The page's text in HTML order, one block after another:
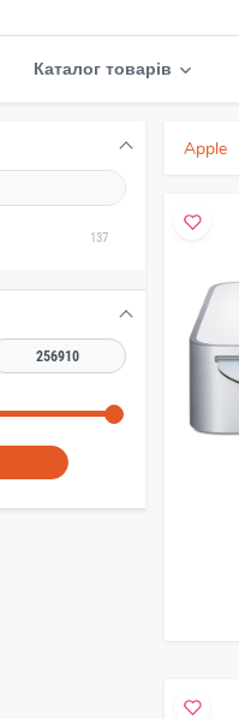
Каталог товарів
137
Apple